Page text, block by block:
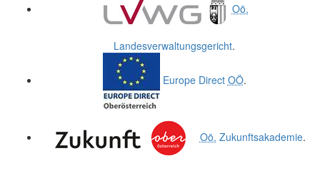
Oö.
Landesverwaltungsgericht.
Europe Direct OÖ.
Oö. Zukunftsakademie.